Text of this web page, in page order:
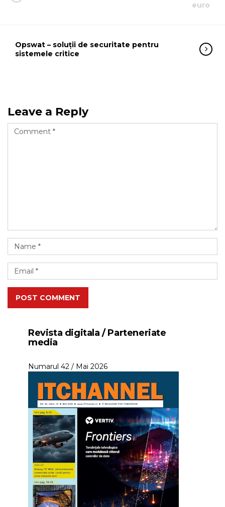
euro
Opswat – soluții de securitate pentru
sistemele critice
Leave a Reply
POST COMMENT
Revista digitala / Parteneriate
media
Numarul 42 / Mai 2026